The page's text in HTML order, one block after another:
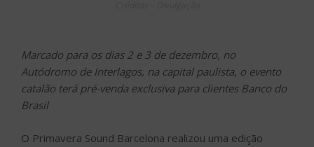
Marcado para os dias 2 e 3 de dezembro, no
Autódromo de Interlagos, na capital paulista, o evento
catalão terá pré-venda exclusiva para clientes Banco do
Brasil
O Primavera Sound Barcelona realizou uma edição